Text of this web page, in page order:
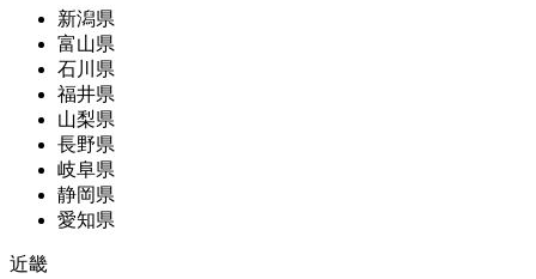
新潟県
富山県
石川県
福井県
山梨県
長野県
岐阜県
静岡県
愛知県
近畿